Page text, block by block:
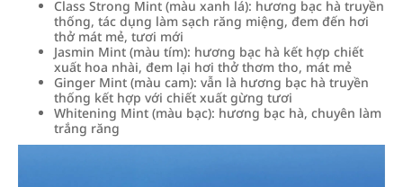
Class Strong Mint (màu xanh lá): hương bạc hà truyền
thống, tác dụng làm sạch răng miệng, đem đến hơi
thở mát mẻ, tươi mới
Jasmin Mint (màu tím): hương bạc hà kết hợp chiết
xuất hoa nhài, đem lại hơi thở thơm tho, mát mẻ
Ginger Mint (màu cam): vẫn là hương bạc hà truyền
thống kết hợp với chiết xuất gừng tươi
Whitening Mint (màu bạc): hương bạc hà, chuyên làm
trắng răng